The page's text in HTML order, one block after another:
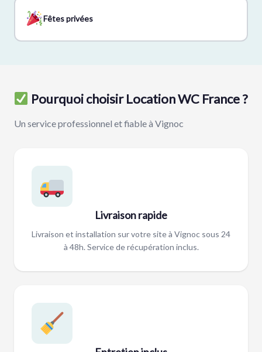
Fêtes privées
Pourquoi choisir Location WC France ?
Un service professionnel et fiable à Vignoc
Livraison rapide
Livraison et installation sur votre site à Vignoc sous 24
à 48h. Service de récupération inclus.